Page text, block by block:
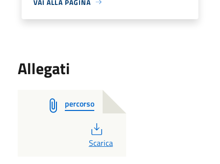
Allegati
percorso
PDF
Scarica